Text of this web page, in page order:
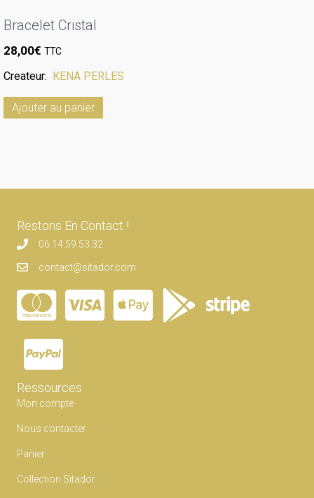
Bracelet Cristal
28,00€ TTC
Createur: KENA PERLES
Ajouter au panier
Restons En Contact !
06.14.59.53.32
contact@sitador.com
Ressources
Mon compte
Nous contacter
Panier
Collection Sitador